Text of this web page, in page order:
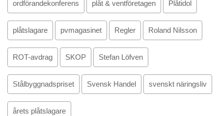
ordförandekonferens plåt & ventföretagen Plåtidol
plåtslagare pvmagasinet Regler Roland Nilsson
ROT-avdrag SKOP Stefan Löfven
Stålbyggnadspriset Svensk Handel svenskt näringsliv
årets plåtslagare